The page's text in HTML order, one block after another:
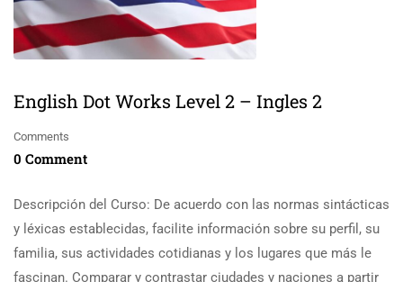
English Dot Works Level 2 – Ingles 2
Comments
0 Comment
Descripción del Curso: De acuerdo con las normas sintácticas
y léxicas establecidas, facilite información sobre su perfil, su
familia, sus actividades cotidianas y los lugares que más le
fascinan. Comparar y contrastar ciudades y naciones a partir